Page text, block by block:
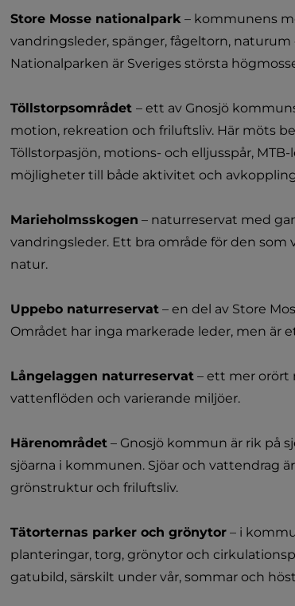
Store Mosse nationalpark – kommunens
vandringsleder, spänger, fågeltorn, naturum
Nationalparken är Sveriges största
Töllstorpsområdet – ett av Gnosjö
motion, rekreation och friluftsliv. Här möts
Töllstorpasjön, motions- och elljusspår,
möjligheter till både aktivitet och
Marieholmsskogen – naturreservat med
vandringsleder. Ett bra område för den som
natur.
Uppebo naturreservat – en del av Store
Området har inga markerade leder, men är
Långelaggen naturreservat – ett mer orört
vattenflöden och varierande miljöer.
Härenområdet – Gnosjö kommun är rik på
sjöarna i kommunen. Sjöar och vattendrag
grönstruktur och friluftsliv.
Tätorternas parker och grönytor – i
planteringar, torg, grönytor och
gatubild, särskilt under vår, sommar och